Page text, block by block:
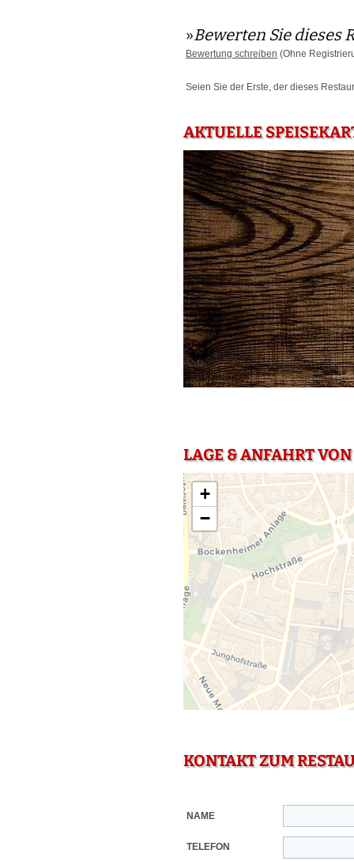
»Bewerten Sie dieses
Bewertung schreiben (Ohne
Seien Sie der Erste, der dieses
AKTUELLE
LAGE & ANFAHRT
+
−
KONTAKT ZUM
NAME
TELEFON